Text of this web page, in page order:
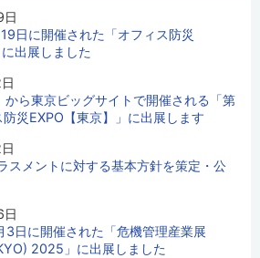
日に開催された「オフィス防災
出展しました
から東京ビッグサイトで開催される「第
災EXPO【東京】」に出展します
スメントに対する基本方針を策定・公
3日に開催された「危機管理産業展
2025」に出展しました